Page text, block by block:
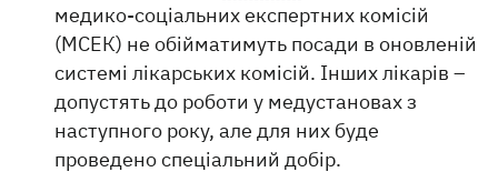
медико-соціальних експертних комісій
(МСЕК) не обійматимуть посади в оновленій
системі лікарських комісій. Інших лікарів –
допустять до роботи у медустановах з
наступного року, але для них буде
проведено спеціальний добір.